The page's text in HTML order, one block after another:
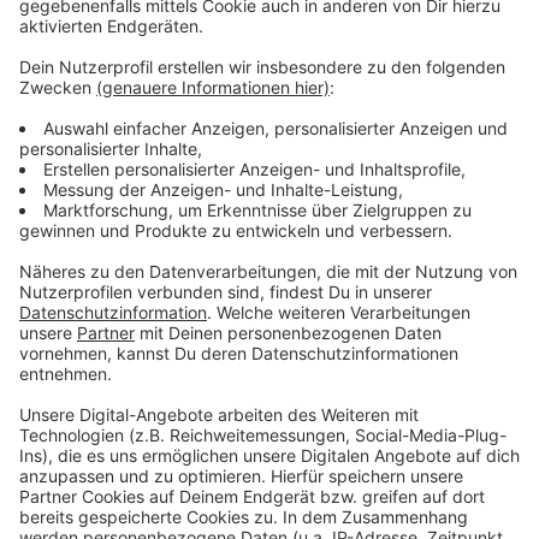
Anzeige
Was macht der Künstler eigentlich, wenn er nicht auf
der Bühne oder vor der Kamera steht? Hier erfahren
wir es. Im Podcast "Wat ne Woche" erzählt Atze
Schröder die schönsten Geschichten, die lustigsten
Anekdoten, intime Geständnisse und haut natürlich
seine Lieblingspromis in die Pfanne, so wie wir ihn
kennen und lieben. Atze Schröder und sein ganz
persönlicher Wochenrückblick - so privat wie noch nie,
so lustig wie immer.
Anzeige